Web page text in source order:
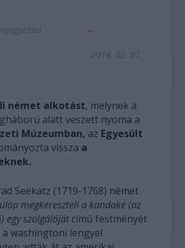
2014. 02. 07.
német alkotást, melynek a
alatt veszett nyoma a
Múzeumban, az Egyesült
vissza a
Seekatz (1719-1768) német
megkereszteli a kandaké (az
egy szolgálójátcímű festményét
washingtoni lengyel